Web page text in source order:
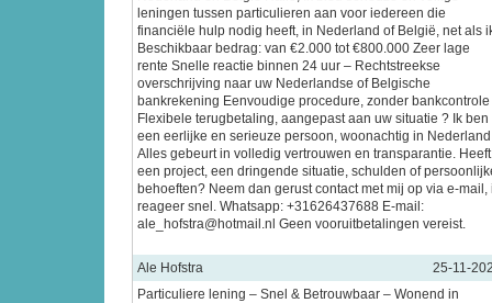
leningen tussen particulieren aan voor iedereen die
financiële hulp nodig heeft, in Nederland of België, net als
Beschikbaar bedrag: van €2.000 tot €800.000 Zeer lage
rente Snelle reactie binnen 24 uur – Rechtstreekse
overschrijving naar uw Nederlandse of Belgische
bankrekening Eenvoudige procedure, zonder bankcontrole
Flexibele terugbetaling, aangepast aan uw situatie ? Ik ben
een eerlijke en serieuze persoon, woonachtig in
Alles gebeurt in volledig vertrouwen en transparantie.
een project, een dringende situatie, schulden of
behoeften? Neem dan gerust contact met mij op via e-mail,
reageer snel. Whatsapp: +31626437688 E-mail:
ale_hofstra@hotmail.nl Geen vooruitbetalingen vereist.
Ale Hofstra
25-11-
Particuliere lening – Snel & Betrouwbaar – Wonend in